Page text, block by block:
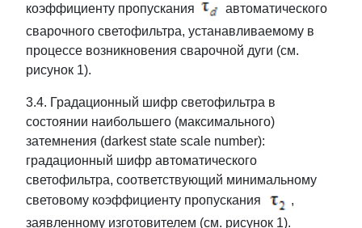
коэффициенту пропускания
автоматического
сварочного светофильтра, устанавливаемому в
процессе возникновения сварочной дуги (см.
рисунок 1).
3.4. Градационный шифр светофильтра в
состоянии наибольшего (максимального)
затемнения (darkest state scale number):
градационный шифр автоматического
светофильтра, соответствующий минимальному
световому коэффициенту пропускания
,
заявленному изготовителем (см. рисунок 1).